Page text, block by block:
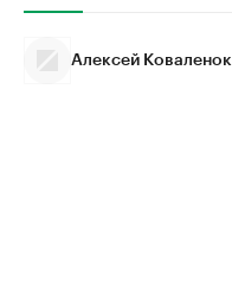
Алексей Коваленок